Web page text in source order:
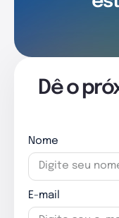
Dê o
Nome
E-mail